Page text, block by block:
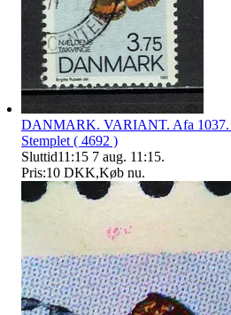
DANMARK. VARIANT. Afa 1037.
Stemplet ( 4692 )
Sluttid11:15 7 aug. 11:15.
Pris:10 DKK,Køb nu.